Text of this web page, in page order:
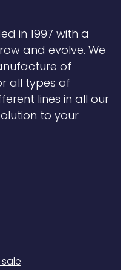
in 1997 with a
and evolve. We
of
all types of
lines in all our
to your